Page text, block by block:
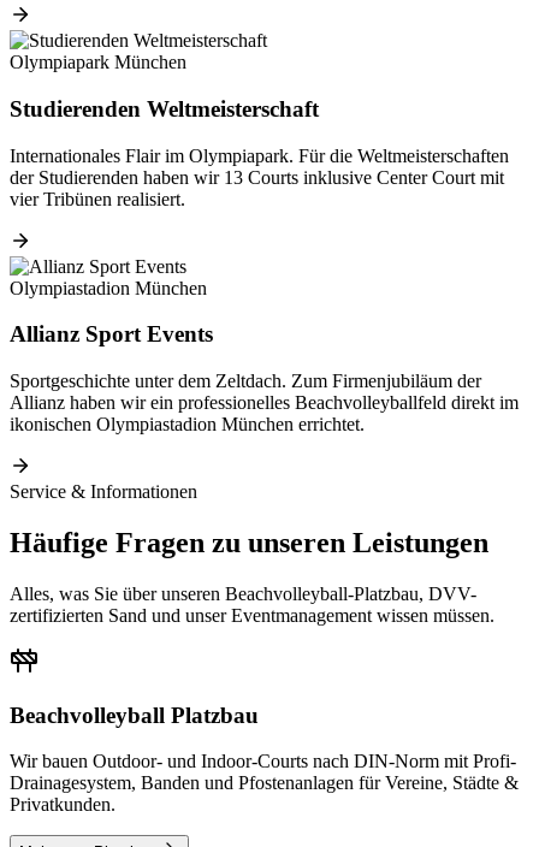
Olympiapark München
Studierenden Weltmeisterschaft
Internationales Flair im Olympiapark. Für die Weltmeisterschaften
der Studierenden haben wir 13 Courts inklusive Center Court mit
vier Tribünen realisiert.
Olympiastadion München
Allianz Sport Events
Sportgeschichte unter dem Zeltdach. Zum Firmenjubiläum der
Allianz haben wir ein professionelles Beachvolleyballfeld direkt im
ikonischen Olympiastadion München errichtet.
Service & Informationen
Häufige Fragen zu unseren Leistungen
Alles, was Sie über unseren Beachvolleyball-Platzbau, DVV-
zertifizierten Sand und unser Eventmanagement wissen müssen.
Beachvolleyball Platzbau
Wir bauen Outdoor- und Indoor-Courts nach DIN-Norm mit Profi-
Drainagesystem, Banden und Pfostenanlagen für Vereine, Städte &
Privatkunden.